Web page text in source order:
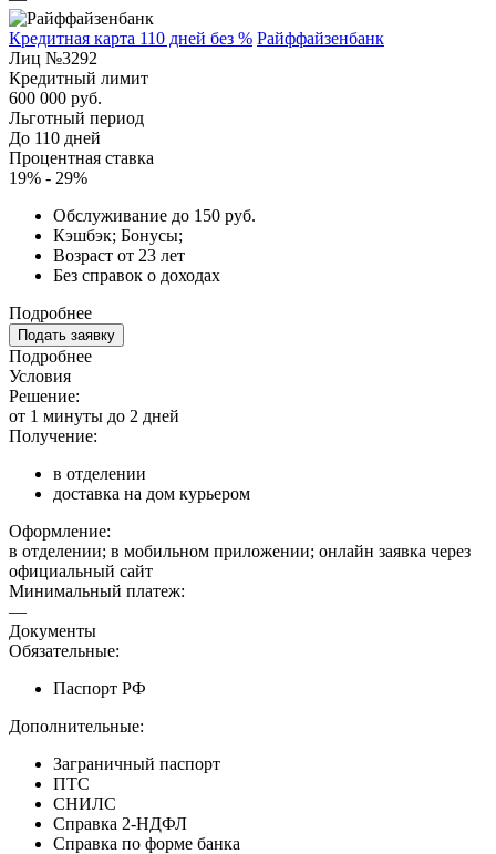
Кредитная карта 110 дней без % Райффайзенбанк
Лиц №3292
Кредитный лимит
600 000 руб.
Льготный период
До 110 дней
Процентная ставка
19% - 29%
Обслуживание до 150 руб.
Кэшбэк; Бонусы;
Возраст от 23 лет
Без справок о доходах
Подробнее
Подать заявку
Подробнее
Условия
Решение:
от 1 минуты до 2 дней
Получение:
в отделении
доставка на дом курьером
Оформление:
в отделении; в мобильном приложении; онлайн заявка через
официальный сайт
Минимальный платеж:
—
Документы
Обязательные:
Паспорт РФ
Дополнительные:
Заграничный паспорт
ПТС
СНИЛС
Справка 2-НДФЛ
Справка по форме банка